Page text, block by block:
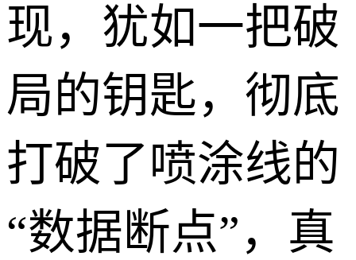
现，犹如一把破
局的钥匙，彻底
打破了喷涂线的
“数据断点”，真